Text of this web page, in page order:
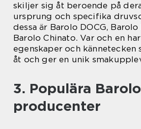
skiljer sig åt beroende på
ursprung och specifika
dessa är Barolo DOCG, Barolo
Barolo Chinato. Var och en
egenskaper och kännetecken
åt och ger en unik
3. Populära Barolo
producenter